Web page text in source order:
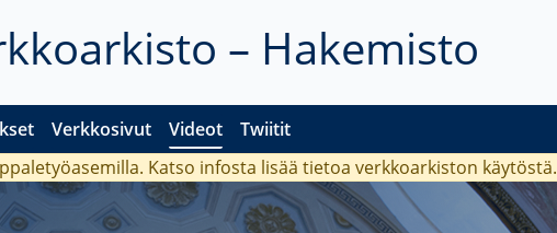
– Hakemisto
Verkkosivut Videot Twiitit
Katso infosta lisää tietoa verkkoarkiston käytöstä.